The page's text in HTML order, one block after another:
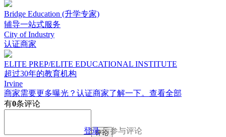
Bridge Education (升学专家)
辅导一站式服务
City of Industry
认证商家
ELITE PREP/ELITE EDUCATIONAL INSTITUTE
超过30年的教育机构
Irvine
商家需要更多曝光？认证商家了解一下。 查看全部
有0条评论
登录后参与评论
评论